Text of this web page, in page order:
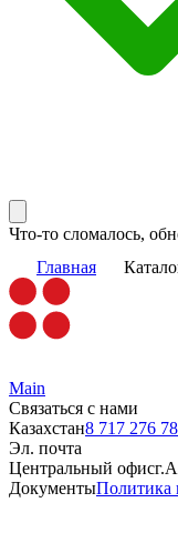
Что-то сломалось,
Главная
Main
Связаться с нами
Казахстан8 717 276
Эл. почта
Центральный офис
ДокументыПолитика